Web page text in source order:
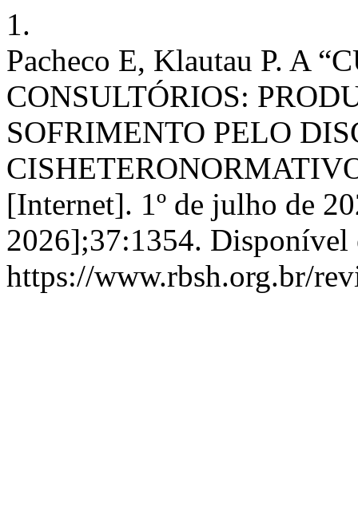
1.
Pacheco E, Klautau P. A
CONSULTÓRIOS:
SOFRIMENTO PELO
[Internet]. 1º de julho de
2026];37:1354. Disponível
https://www.rbsh.org.br/